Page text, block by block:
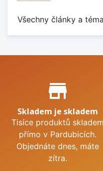
Všechny články a
Proč nakupovat u
store_mall_directory
Skladem je skladem
Tisíce produktů skladem
přímo v Pardubicích.
Objednáte dnes, máte
zítra.